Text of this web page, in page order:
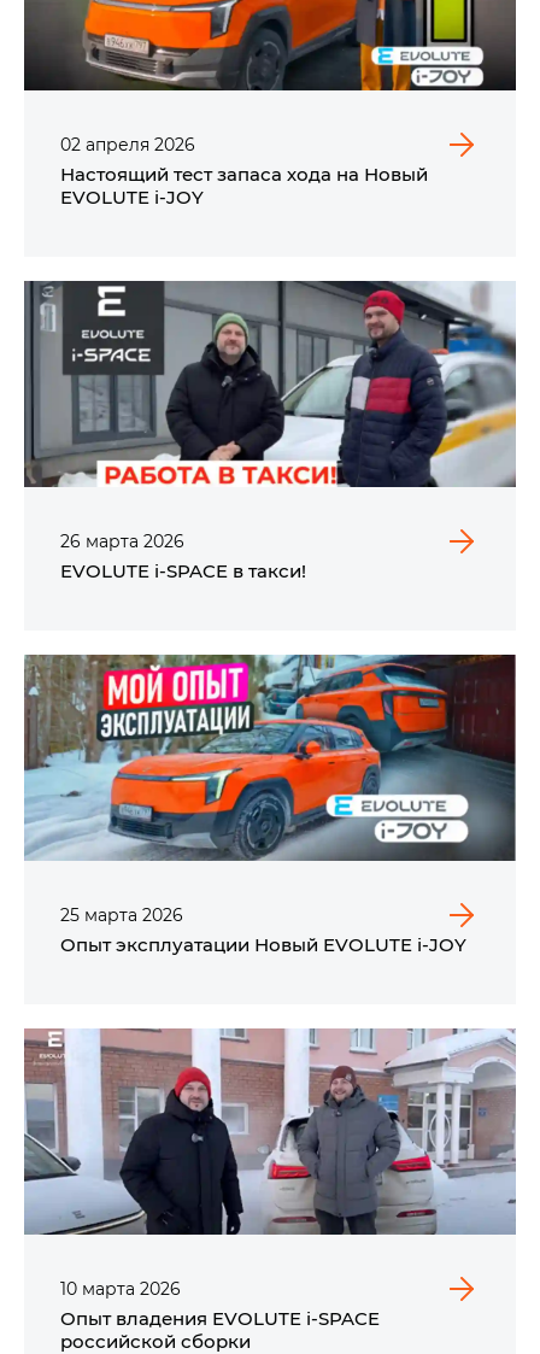
02 апреля 2026
Настоящий тест запаса хода на Новый
EVOLUTE i‑JOY
26 марта 2026
EVOLUTE i‑SPACE в такси!
25 марта 2026
Опыт эксплуатации Новый EVOLUTE i‑JOY
10 марта 2026
Опыт владения EVOLUTE i‑SPACE
российской сборки